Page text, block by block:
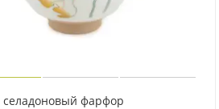
селадоновый фарфор